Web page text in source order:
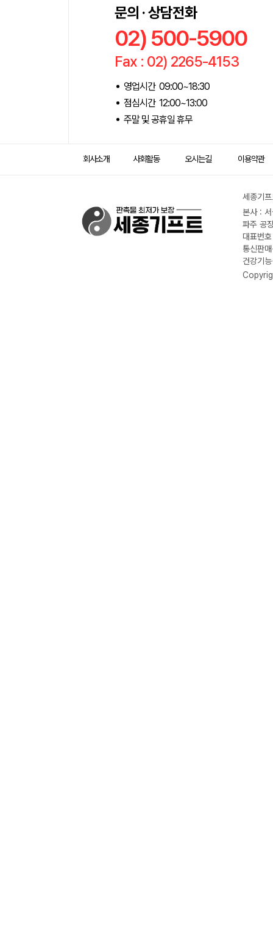
문의 · 상담전화
02) 500-5900
Fax : 02) 2265-4153
영업시간 09:00~18:30
점심시간 12:00~13:00
주말 및 공휴일 휴무
회사소개 사회활동 오시는길 이용약관
세종기
본사 :
파주 공
대표번
통신판
건강기